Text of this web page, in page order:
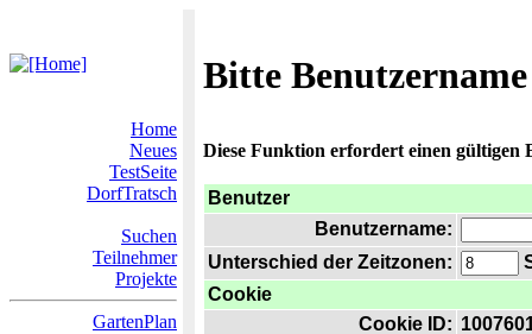
Bitte
Home
Neues
TestSeite
DorfTratsch
Suchen
Teilnehmer
Projekte
GartenPlan
Diese Funktion erfordert einen gültigen
Benutzer
Benutzername:
Unterschied der Zeitzonen:
Cookie
Cookie ID: